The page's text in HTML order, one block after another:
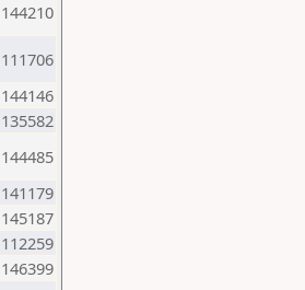
144210
111706
144146
135582
144485
141179
145187
112259
146399